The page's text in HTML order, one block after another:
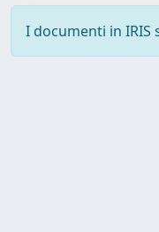
I documenti in